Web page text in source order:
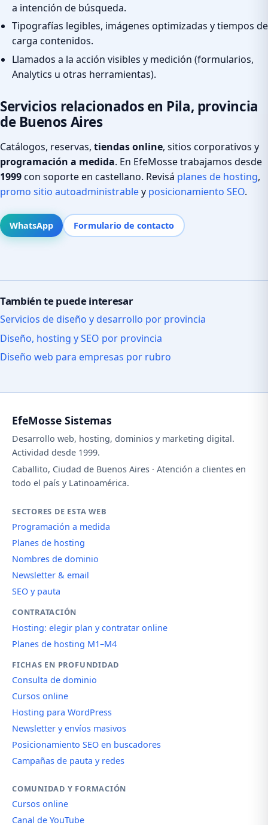
a intención de búsqueda.
Tipografías legibles, imágenes optimizadas y tiempos de
carga contenidos.
Llamados a la acción visibles y medición (formularios,
Analytics u otras herramientas).
Servicios relacionados en Pila, provincia
de Buenos Aires
Catálogos, reservas, tiendas online, sitios corporativos y
programación a medida. En EfeMosse trabajamos desde
1999con soporte en castellano. Revisá planes de hosting,
promo sitio autoadministrabley posicionamiento SEO.
WhatsApp Formulario de contacto
También te puede interesar
Servicios de diseño y desarrollo por provincia
Diseño, hosting y SEO por provincia
Diseño web para empresas por rubro
EfeMosse Sistemas
Desarrollo web, hosting, dominios y marketing digital.
Actividad desde 1999.
Caballito, Ciudad de Buenos Aires · Atención a clientes en
todo el país y Latinoamérica.
SECTORES DE ESTA WEB
Programación a medida
Planes de hosting
Nombres de dominio
Newsletter & email
SEO y pauta
CONTRATACIÓN
Hosting: elegir plan y contratar online
Planes de hosting M1–M4
FICHAS EN PROFUNDIDAD
Consulta de dominio
Cursos online
Hosting para WordPress
Newsletter y envíos masivos
Posicionamiento SEO en buscadores
Campañas de pauta y redes
COMUNIDAD Y FORMACIÓN
Cursos online
Canal de YouTube